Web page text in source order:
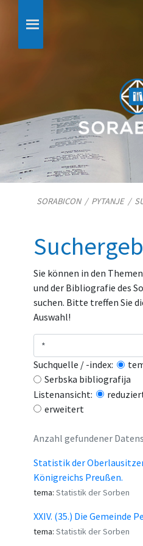
SORABICON/ PYTANJE/
Sie können in den
und der Bibliografie des
suchen. Bitte treffen Sie
Auswahl!
Suchquelle / -index:
Serbska bibliografija
Listenansicht:
erweitert
Anzahl gefundener
Statistik der
Königreichs Preußen.
tema: Statistik der Sorben
XXIV. (35.) Die Gemeinde
tema: Statistik der Sorben